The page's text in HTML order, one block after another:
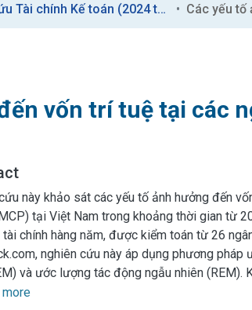
Bài viết Tạp chí Nghiên cứu Tài chính Kế toán (2024 trở về trước)
vốn trí tuệ tại các
này khảo sát các yếu tố ảnh hưởng đến
tại Việt Nam trong khoảng thời gian từ
chính hàng năm, được kiểm toán từ 26
nghiên cứu này áp dụng phương
và ước lượng tác động ngẫu nhiên (REM).
suất đầu tư vào VTT và sử dụng đòn bẩy